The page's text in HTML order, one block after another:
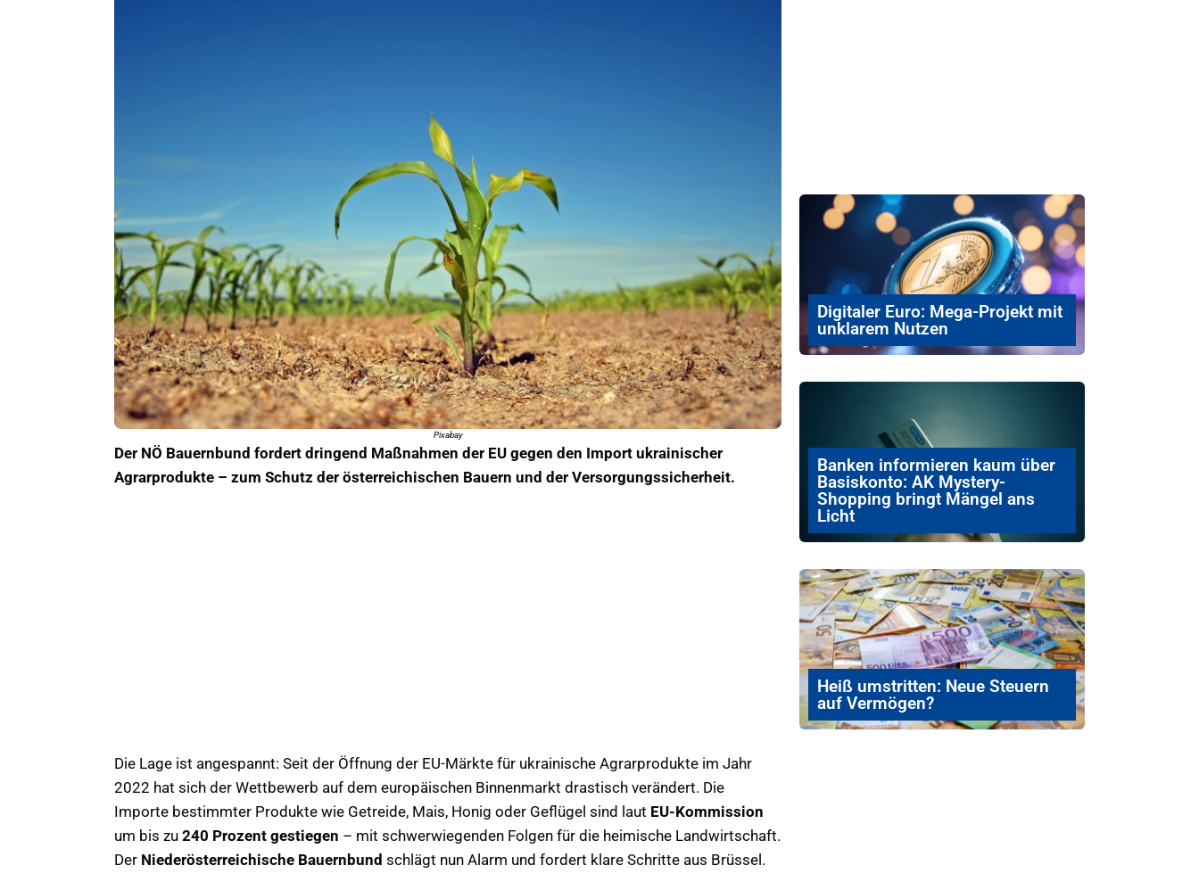
Pixabay
Der NÖ Bauernbund fordert dringend Maßnahmen der EU gegen den Import ukrainischer
Agrarprodukte – zum Schutz der österreichischen Bauern und der Versorgungssicherheit.
Die Lage ist angespannt: Seit der Öffnung der EU-Märkte für ukrainische Agrarprodukte im Jahr
2022 hat sich der Wettbewerb auf dem europäischen Binnenmarkt drastisch verändert. Die
Importe bestimmter Produkte wie Getreide, Mais, Honig oder Geflügel sind laut EU-Kommission
um bis zu 240 Prozent gestiegen – mit schwerwiegenden Folgen für die heimische Landwirtschaft.
Der Niederösterreichische Bauernbund schlägt nun Alarm und fordert klare Schritte aus Brüssel.
Digitaler Euro: Mega-Projekt mit
unklarem Nutzen
Banken informieren kaum über
Basiskonto: AK Mystery-
Shopping bringt Mängel ans
Licht
Heiß umstritten: Neue Steuern
auf Vermögen?